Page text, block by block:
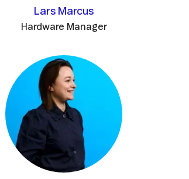
Lars Marcus
Hardware Manager